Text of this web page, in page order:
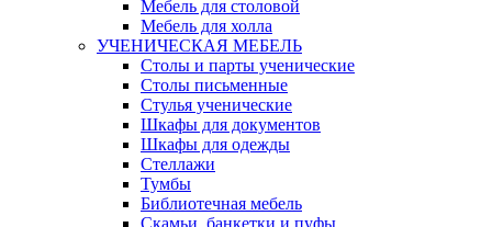
Мебель для столовой
Мебель для холла
УЧЕНИЧЕСКАЯ МЕБЕЛЬ
Столы и парты ученические
Столы письменные
Стулья ученические
Шкафы для документов
Шкафы для одежды
Стеллажи
Тумбы
Библиотечная мебель
Скамьи, банкетки и пуфы